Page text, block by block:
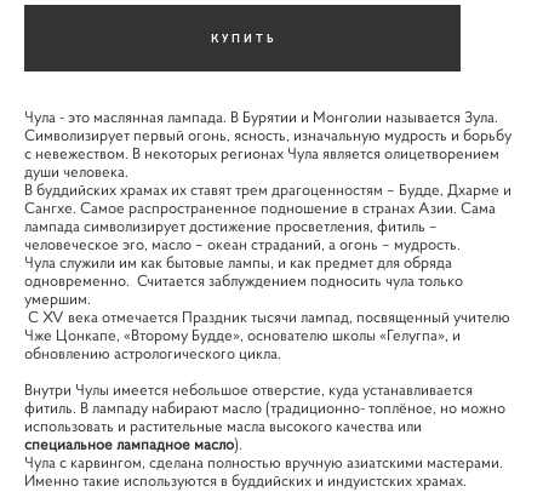
КУПИТЬ
Чула - это маслянная лампада. В Бурятии и Монголии называется Зула.
Символизирует первый огонь, ясность, изначальную мудрость и борьбу
с невежеством. В некоторых регионах Чула является олицетворением
души человека.
В буддийских храмах их ставят трем драгоценностям – Будде, Дхарме и
Сангхе. Самое распространенное подношение в странах Азии. Сама
лампада символизирует достижение просветления, фитиль –
человеческое эго, масло – океан страданий, а огонь – мудрость.
Чула служили им как бытовые лампы, и как предмет для обряда
одновременно. Считается заблуждением подносить чула только
умершим.
С XV века отмечается Праздник тысячи лампад, посвященный учителю
Чже Цонкапе, «Второму Будде», основателю школы «Гелугпа», и
обновлению астрологического цикла.
Внутри Чулы имеется небольшое отверстие, куда устанавливается
фитиль. В лампаду набирают масло (традиционно- топлёное, но можно
использовать и растительные масла высокого качества или
специальное лампадное масло).
Чула с карвингом, сделана полностью вручную азиатскими мастерами.
Именно такие используются в буддийских и индуистских храмах.